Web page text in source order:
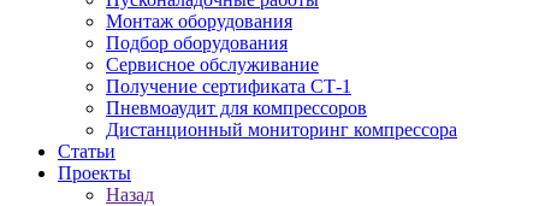
Монтаж оборудования
Подбор оборудования
Сервисное обслуживание
Получение сертификата СТ-1
Пневмоаудит для компрессоров
Дистанционный мониторинг компрессора
Статьи
Проекты
Назад